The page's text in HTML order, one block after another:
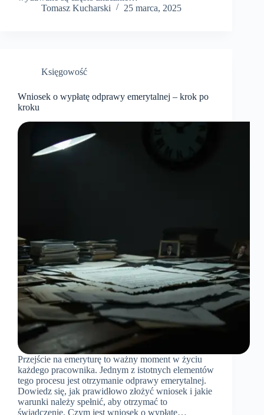
Tomasz Kucharski
25 marca, 2025
Księgowość
Wniosek o wypłatę odprawy emerytalnej – krok po
kroku
Przejście na emeryturę to ważny moment w życiu
każdego pracownika. Jednym z istotnych elementów
tego procesu jest otrzymanie odprawy emerytalnej.
Dowiedz się, jak prawidłowo złożyć wniosek i jakie
warunki należy spełnić, aby otrzymać to
świadczenie. Czym jest wniosek o wypłatę…